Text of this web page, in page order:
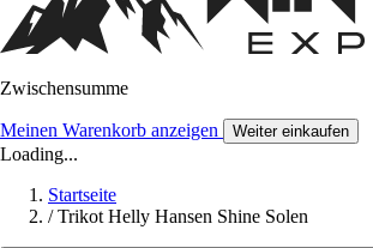
Zwischensumme
Meinen Warenkorb anzeigen Weiter einkaufen
Loading...
Startseite
/ Trikot Helly Hansen Shine Solen